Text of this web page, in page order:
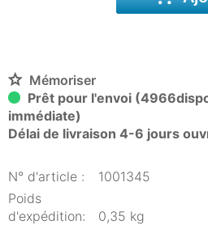
Mémoriser
Prêt pour l'envoi
immédiate)
Délai de livraison 4-6 jours
N° d'article :
1001345
Poids
d'expédition:
0,35 kg